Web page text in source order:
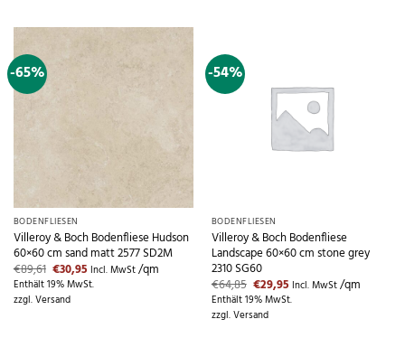
-65%
BODENFLIESEN
Villeroy & Boch Bodenfliese Hudson
60×60 cm sand matt 2577 SD2M
€89,61 Ursprünglicher
Preis
war:
€89,61
€30,95Aktueller
Preis
ist:
Incl. MwSt/qm
Enthält 19% MwSt.
zzgl.Versand
-54%
BODENFLIESEN
Villeroy & Boch Bodenfliese
Landscape 60×60 cm stone grey
2310 SG60
€64,85 Ursprünglicher
Preis
war:
€64,85
€29,95Aktueller
Preis
ist:
Incl. MwSt/qm
Enthält 19% MwSt.
zzgl.Versand